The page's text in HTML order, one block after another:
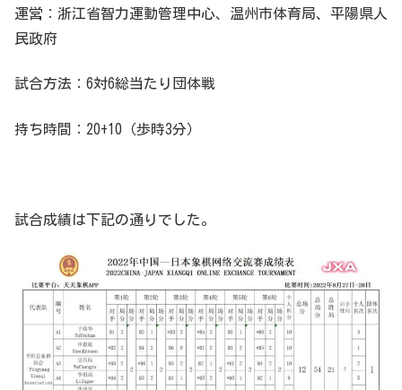
運営：浙江省智力運動管理中心、温州市体育局、平陽県人
民政府
試合方法：6対6総当たり団体戦
持ち時間：20+10（歩時3分）
試合成績は下記の通りでした。